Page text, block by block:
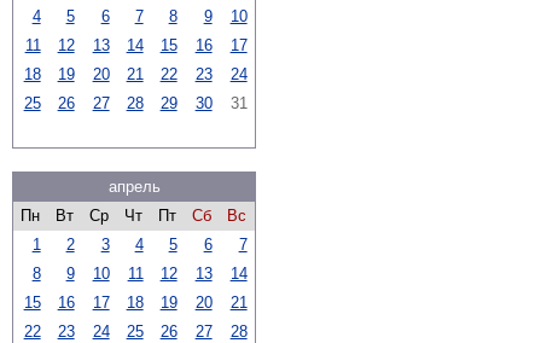
4
5 6 7 8 9
10
11
12 13 14 15 16
17
18
19 20 21 22 23
24
25
26 27 28 29 30 31
апрель
Пн
Вт Ср Чт Пт Сб
Вс
1
2 3 4 5 6
7
8
9 10 11 12 13
14
15
16 17 18 19 20
21
22
23 24 25 26 27
28